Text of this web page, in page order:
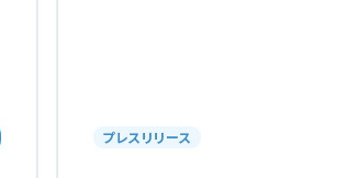
プレスリリース